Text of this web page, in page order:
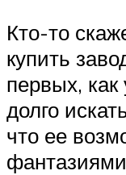
Кто-то
купить
первых, как
долго
что ее